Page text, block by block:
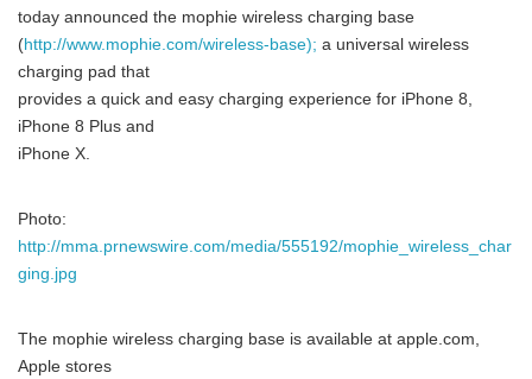
today announced the mophie wireless charging base
(http://www.mophie.com/wireless-base); a universal wireless
charging pad that
provides a quick and easy charging experience for iPhone 8,
iPhone 8 Plus and
iPhone X.
Photo:
http://mma.prnewswire.com/media/555192/mophie_wireless_char
ging.jpg
The mophie wireless charging base is available at apple.com,
Apple stores